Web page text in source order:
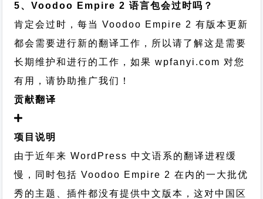
5、Voodoo Empire 2 语言包会过时吗？
肯定会过时，每当 Voodoo Empire 2 有版本更新
都会需要进行新的翻译工作，所以请了解这是需要
长期维护和进行的工作，如果 wpfanyi.com 对您
有用，请协助推广我们！
贡献翻译
项目说明
由于近年来 WordPress 中文语系的翻译进程缓
慢，同时包括 Voodoo Empire 2 在内的一大批优
秀的主题、插件都没有提供中文版本，这对中国区